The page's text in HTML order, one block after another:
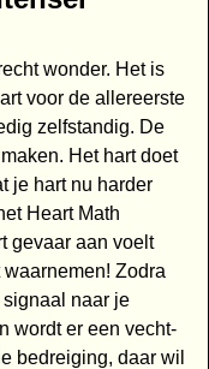
wonder. Het is
voor de allereerste
zelfstandig. De
Het hart doet
je hart nu harder
Heart Math
gevaar aan voelt
Zodra
naar je
wordt er een vecht-
bedreiging, daar wil